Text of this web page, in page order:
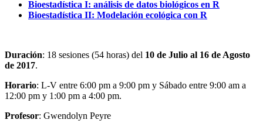
Bioestadística I: análisis de datos biológicos en R
Bioestadística II: Modelación ecológica con R
Duración: 18 sesiones (54 horas) del 10 de Julio al 16 de Agosto
de 2017.
Horario: L-V entre 6:00 pm a 9:00 pm y Sábado entre 9:00 am a
12:00 pm y 1:00 pm a 4:00 pm.
Profesor: Gwendolyn Peyre